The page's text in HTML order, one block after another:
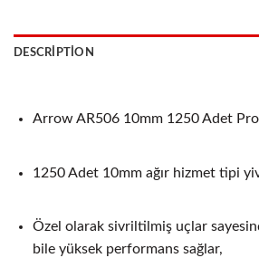
DESCRIPTION
Arrow AR506 10mm 1250 Adet
1250 Adet 10mm ağır hizmet tipi
Özel olarak sivriltilmiş uçlar
bile yüksek performans sağlar,